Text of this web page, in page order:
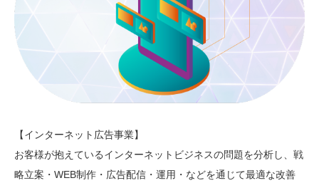
【インターネット広告事業】
お客様が抱えているインターネットビジネスの問題を分析し、戦
略立案・WEB制作・広告配信・運用・などを通じて最適な改善